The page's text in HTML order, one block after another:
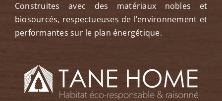
Construites avec des matériaux nobles et
biosourcés, respectueuses de l’environnement et
performantes sur le plan énergétique.